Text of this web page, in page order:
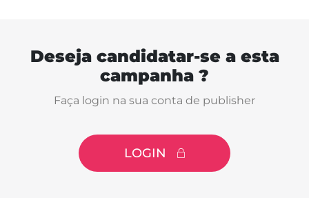
Deseja candidatar-se a esta
campanha ?
Faça login na sua conta de publisher
LOGIN